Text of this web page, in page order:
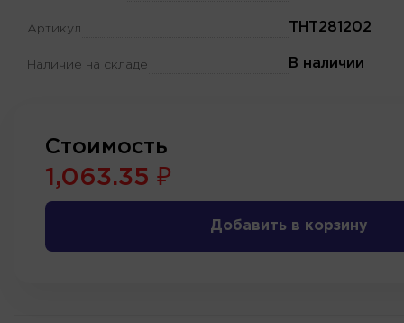
Артикул THT281202
Наличие на складе В наличии
Стоимость
1,063.35 ₽
Добавить в корзину